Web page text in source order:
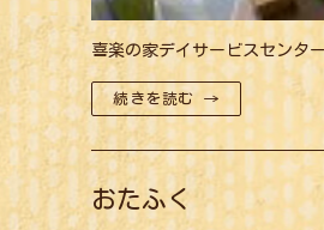
喜楽の家デイサービスセン
続きを読む →
おたふく